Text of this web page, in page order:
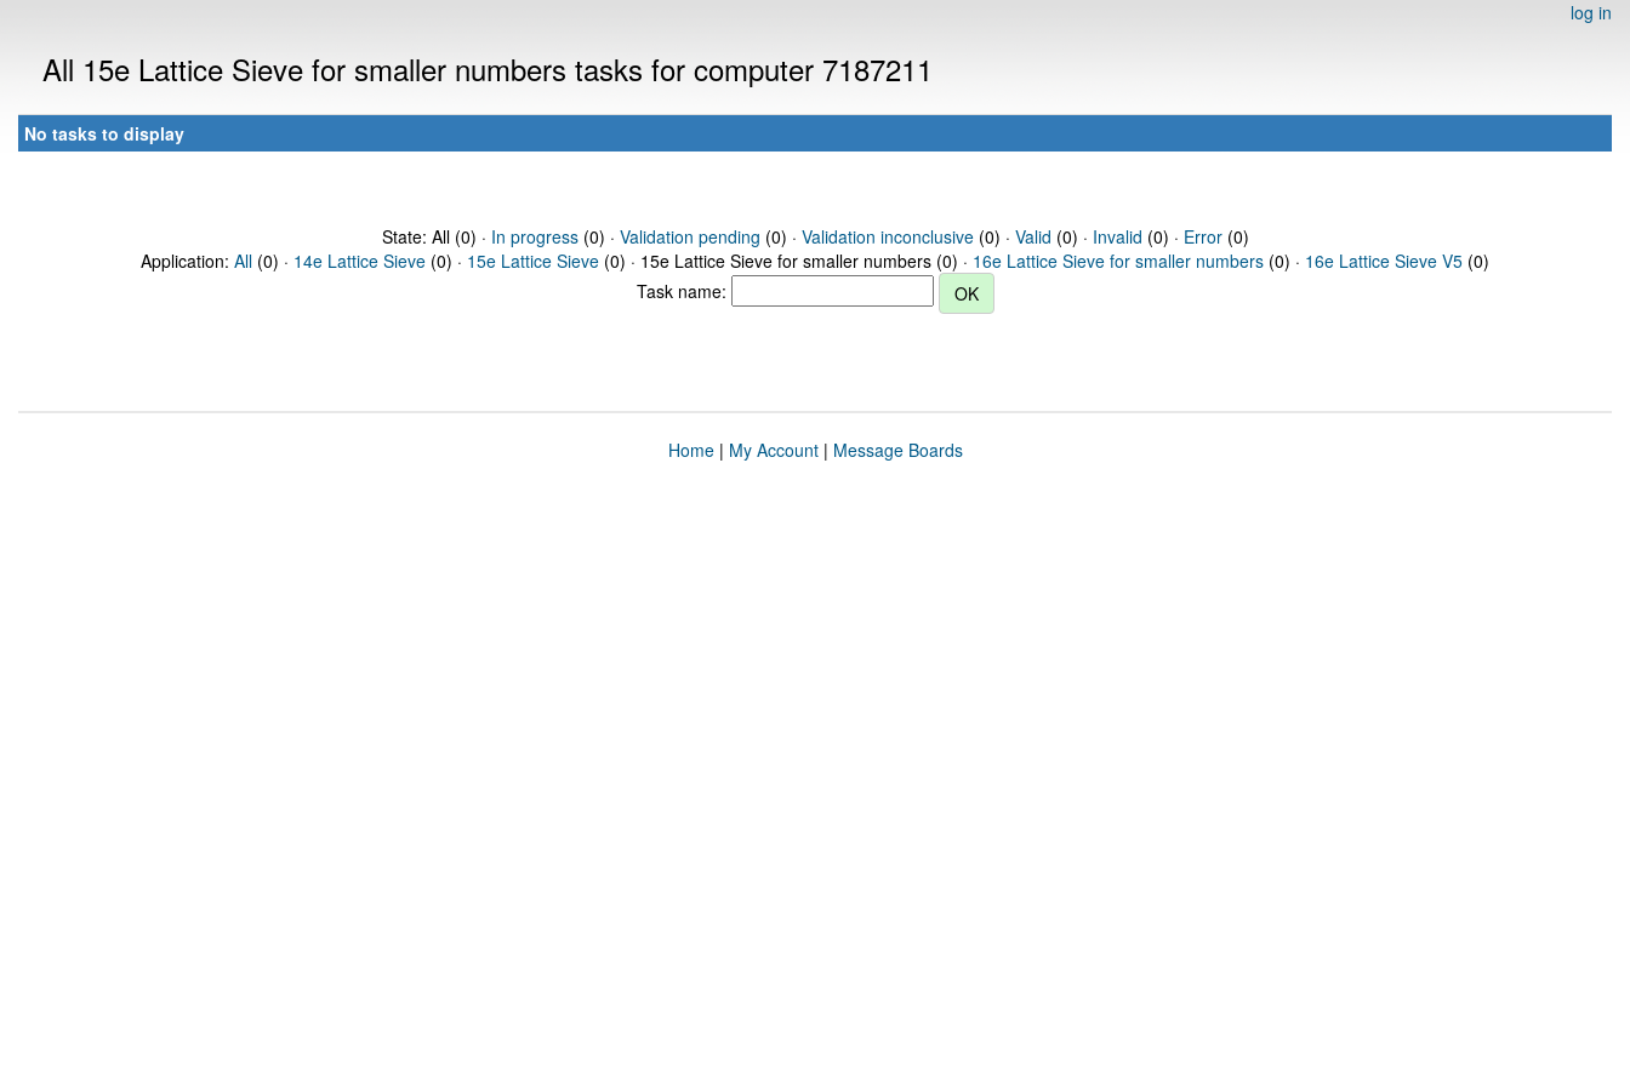
log in
All 15e Lattice Sieve for smaller numbers tasks for computer 7187211
No tasks to display
State: All (0) · In progress(0) · Validation pending (0) · Validation inconclusive(0) · Valid (0) · Invalid (0) · Error(0)
Application: All (0) · 14e Lattice Sieve (0) · 15e Lattice Sieve (0) · 15e Lattice Sieve for smaller numbers (0) · 16e Lattice Sieve for smaller numbers (0) · 16e Lattice Sieve V5 (0)
Task name:
Home| My Account| Message Boards